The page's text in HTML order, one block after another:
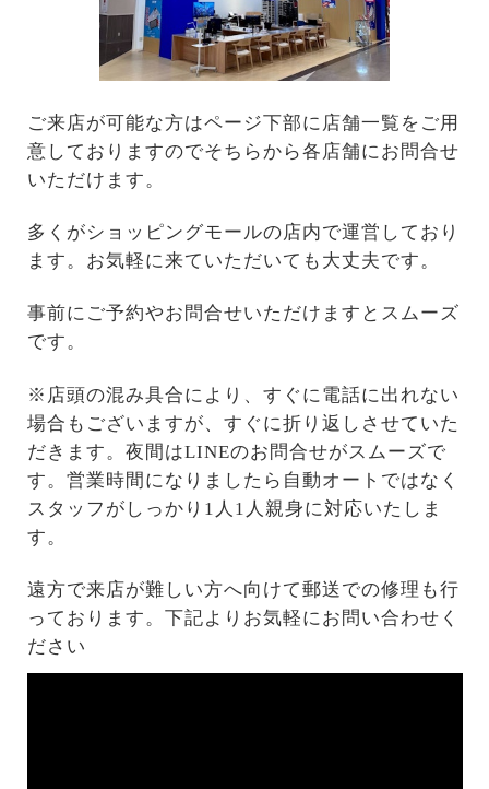
ご来店が可能な方はページ下部に店舗一覧をご用
意しておりますのでそちらから各店舗にお問合せ
いただけます。
多くがショッピングモールの店内で運営しており
ます。お気軽に来ていただいても大丈夫です。
事前にご予約やお問合せいただけますとスムーズ
です。
※店頭の混み具合により、すぐに電話に出れない
場合もございますが、すぐに折り返しさせていた
だきます。夜間はLINEのお問合せがスムーズで
す。営業時間になりましたら自動オートではなく
スタッフがしっかり1人1人親身に対応いたしま
す。
遠方で来店が難しい方へ向けて郵送での修理も行
っております。下記よりお気軽にお問い合わせく
ださい